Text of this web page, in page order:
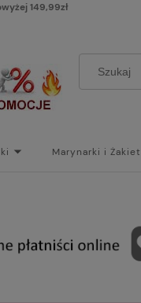
149,99zł
Marynarki i